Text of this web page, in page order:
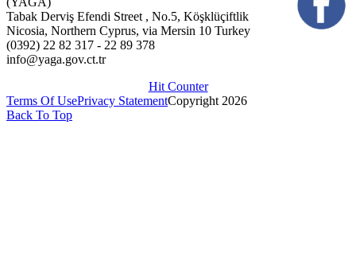
Tabak Derviş Efendi Street , No.5, Köşklüçiftlik
Nicosia, Northern Cyprus, via Mersin 10 Turkey
(0392) 22 82 317 - 22 89 378
info@yaga.gov.ct.tr
Hit Counter
Terms Of UsePrivacy StatementCopyright 2026
Back To Top